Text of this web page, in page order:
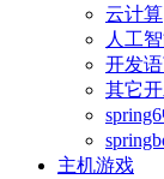
云计算
人工
开发
其它
主机游戏